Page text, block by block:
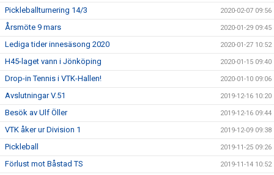
Pickleballturnering 14/3 2020-02-07 09:56
Årsmöte 9 mars 2020-01-29 09:45
Lediga tider innesäsong 2020 2020-01-27 10:52
H45-laget vann i Jönköping 2020-01-15 09:40
Drop-in Tennis i VTK-Hallen! 2020-01-10 09:06
Avslutningar V.51 2019-12-16 10:20
Besök av Ulf Öller 2019-12-16 09:44
VTK åker ur Division 1 2019-12-09 09:38
Pickleball 2019-11-25 09:26
Förlust mot Båstad TS 2019-11-14 10:52